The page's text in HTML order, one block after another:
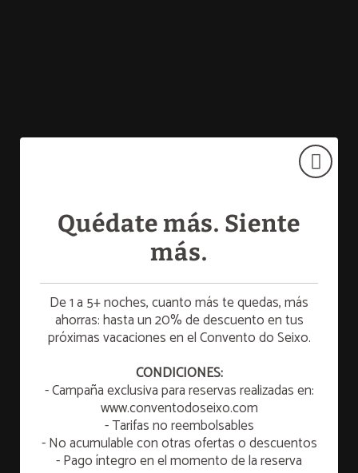
Año Nuevo 2026/2027
Quédate más. Siente
más.
De 1 a 5+ noches, cuanto más te quedas, más
ahorras: hasta un 20% de descuento en tus
próximas vacaciones en el Convento do Seixo.
CONDICIONES:
- Campaña exclusiva para reservas realizadas en:
www.conventodoseixo.com
- Tarifas no reembolsables
- No acumulable con otras ofertas o descuentos
- Pago íntegro en el momento de la reserva
☀️ SUMMER ESCAPE
relajarte y refrescarte!
VER MÁS